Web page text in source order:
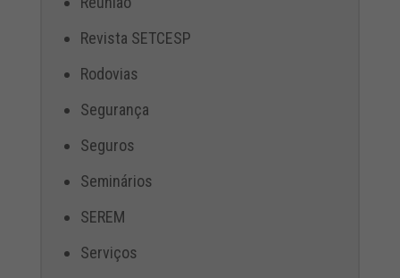
Revista SETCESP
Rodovias
Segurança
Seguros
Seminários
SEREM
Serviços